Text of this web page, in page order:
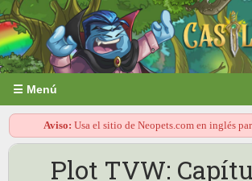
☰ Menú
Aviso: Usa el sitio de Neopets.com en inglés
Plot TVW: